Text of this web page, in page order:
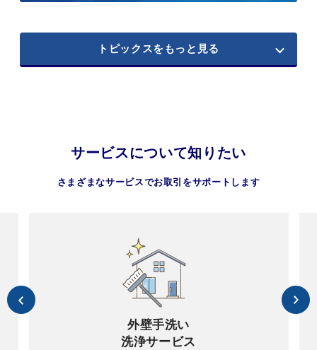
トピックスをもっと見る
サービスについて知りたい
さまざまなサービスでお取引をサポートします
外壁手洗い
洗浄サービス